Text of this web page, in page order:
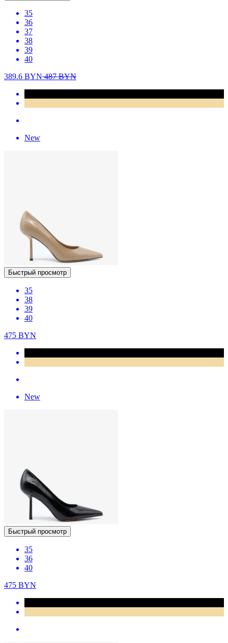
35
36
37
38
39
40
389.6 BYN487BYN
New
Быстрый просмотр
35
38
39
40
475 BYN
New
Быстрый просмотр
35
36
40
475 BYN